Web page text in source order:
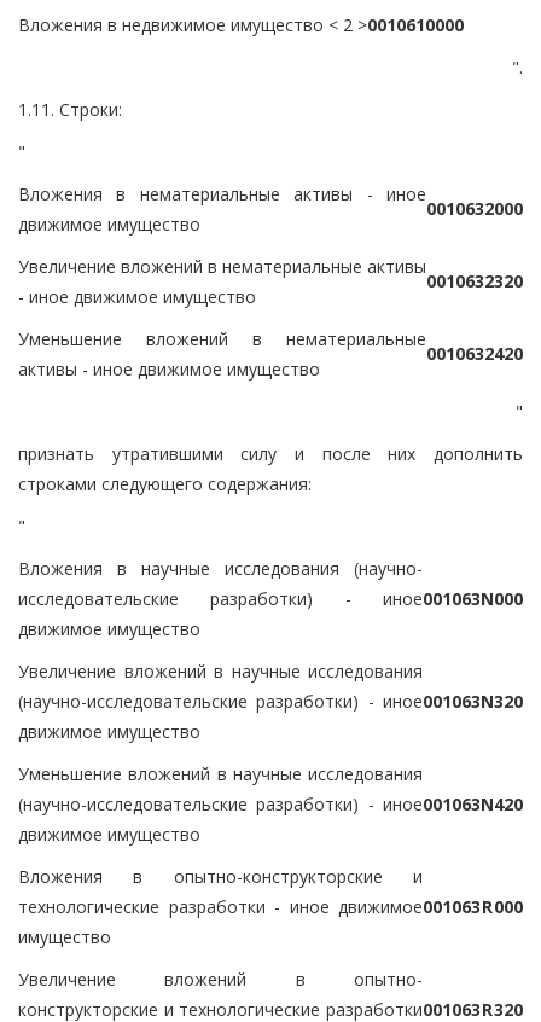
Вложения в недвижимое имущество < 2 >0010610000
".
1.11. Строки:
"
Вложения в нематериальные активы - иное
движимое имущество
0010632000
Увеличение вложений в нематериальные активы
- иное движимое имущество
0010632320
Уменьшение вложений в нематериальные
активы - иное движимое имущество
0010632420
"
признать утратившими силу и после них дополнить
строками следующего содержания:
"
Вложения в научные исследования (научно-
исследовательские разработки) - иное
движимое имущество
001063N000
Увеличение вложений в научные исследования
(научно-исследовательские разработки) - иное
движимое имущество
001063N320
Уменьшение вложений в научные исследования
(научно-исследовательские разработки) - иное
движимое имущество
001063N420
Вложения в опытно-конструкторские и
технологические разработки - иное движимое
имущество
001063R000
Увеличение вложений в опытно-
конструкторские и технологические разработки001063R320